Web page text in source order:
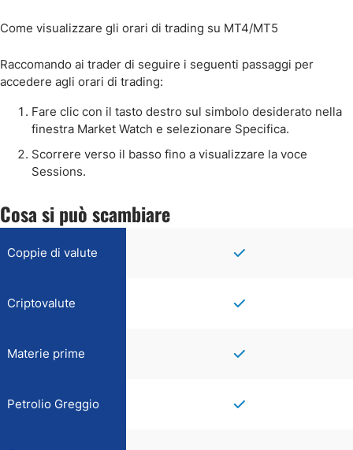
Come visualizzare gli orari di trading su MT4/MT5
Raccomando ai trader di seguire i seguenti passaggi per
accedere agli orari di trading:
Fare clic con il tasto destro sul simbolo desiderato nella
finestra Market Watch e selezionare Specifica.
Scorrere verso il basso fino a visualizzare la voce
Sessions.
Cosa si può scambiare
Coppie di valute
Criptovalute
Materie prime
Petrolio Greggio